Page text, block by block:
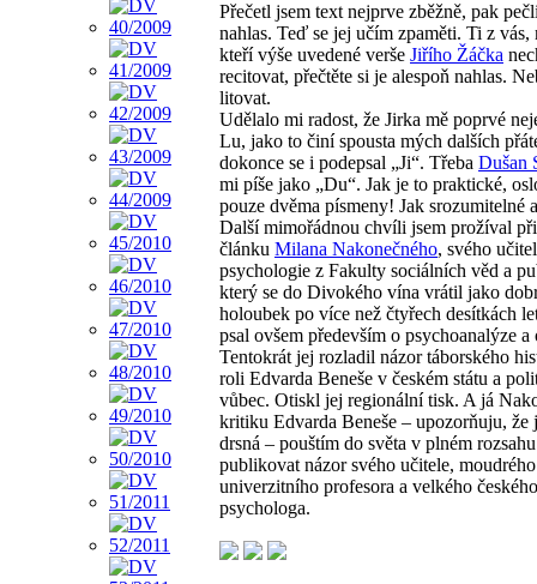
Přečetl jsem text nejprve zběžně, pak
nahlas. Teď se jej učím zpaměti. Ti z
kteří výše uvedené verše Jiřího Žáčka
recitovat, přečtěte si je alespoň nahlas.
litovat.
Udělalo mi radost, že Jirka mě poprvé
Lu, jako to činí spousta mých dalších
dokonce se i podepsal „Ji“. Třeba Dušan
mi píše jako „Du“. Jak je to praktické,
pouze dvěma písmeny! Jak srozumitelné
Další mimořádnou chvíli jsem prožíval
článku Milana Nakonečného, svého
psychologie z Fakulty sociálních věd a
který se do Divokého vína vrátil jako
holoubek po více než čtyřech desítkách
psal ovšem především o psychoanalýze a
Tentokrát jej rozladil názor táborského
roli Edvarda Beneše v českém státu a
vůbec. Otiskl jej regionální tisk. A já
kritiku Edvarda Beneše – upozorňuju, že
drsná – pouštím do světa v plném
publikovat názor svého učitele,
univerzitního profesora a velkého českého
psychologa.